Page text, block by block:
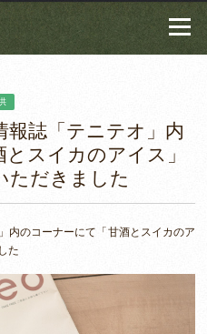
Menu
誌「テニテオ」内
スイカのアイス」
ただきました
内のコーナーにて「甘酒とスイカのア
た